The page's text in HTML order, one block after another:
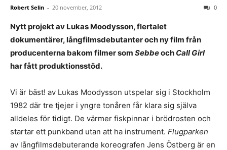
Robert Selin - 20 november, 2012 0
Nytt projekt av Lukas Moodysson, flertalet
dokumentärer, långfilmsdebutanter och ny film från
producenterna bakom filmer som Sebbeoch Call Girl
har fått produktionsstöd.
Vi är bäst! av Lukas Moodysson utspelar sig i Stockholm
1982 där tre tjejer i yngre tonåren får klara sig själva
alldeles för tidigt. De värmer fiskpinnar i brödrosten och
startar ett punkband utan att ha instrument. Flugparken
av långfilmsdebuterande koreografen Jens Östberg är en